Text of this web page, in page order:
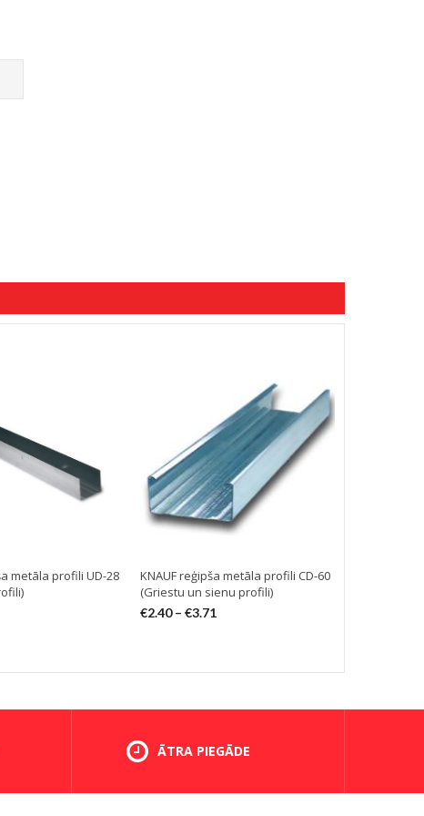
metāla profili UD-28
KNAUF reģipša metāla profili CD-60
(Griestu un sienu profili)
€2.40–€3.71
ĀTRA PIEGĀDE